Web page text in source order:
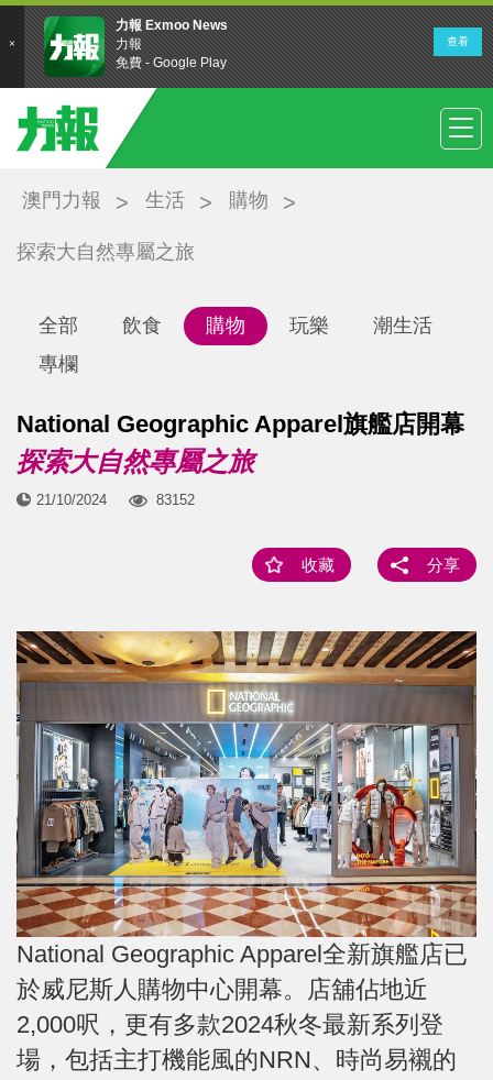
澳門力報 生活 購物
探索大自然專屬之旅
全部 飲食 購物 玩樂
潮生活
專欄
National Geographic Apparel旗艦店開幕
探索大自然專屬之旅
21/10/2024 83152
收藏 分享
National Geographic Apparel全新旗艦店已
於威尼斯人購物中心開幕。店舖佔地近
2,000呎，更有多款2024秋冬最新系列登
場，包括主打機能風的NRN、時尚易襯的